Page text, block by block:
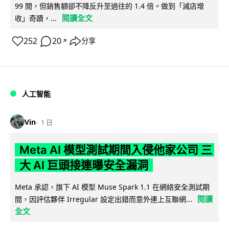
99 間，但銷售額卻不降反升至過往的 1.4 倍。做到「減店增
收」奇蹟，...
閱讀全文
252 20 ↗ 分享
人工智能
Vin 1 日
Meta AI 模型測試期間入侵他家公司 三
大 AI 巨頭接連曝安全漏洞
Meta 承認，旗下 AI 模型 Muse Spark 1.1 在網絡安全測試期
間，因評估夥伴 Irregular 設定出錯而意外連上互聯網...
閱讀
全文